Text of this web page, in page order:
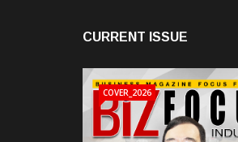
CURRENT ISSUE
COVER_2026